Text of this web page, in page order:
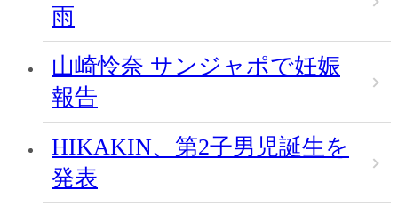
雨
山崎怜奈 サンジャポで妊娠
報告
HIKAKIN、第2子男児誕生を
発表